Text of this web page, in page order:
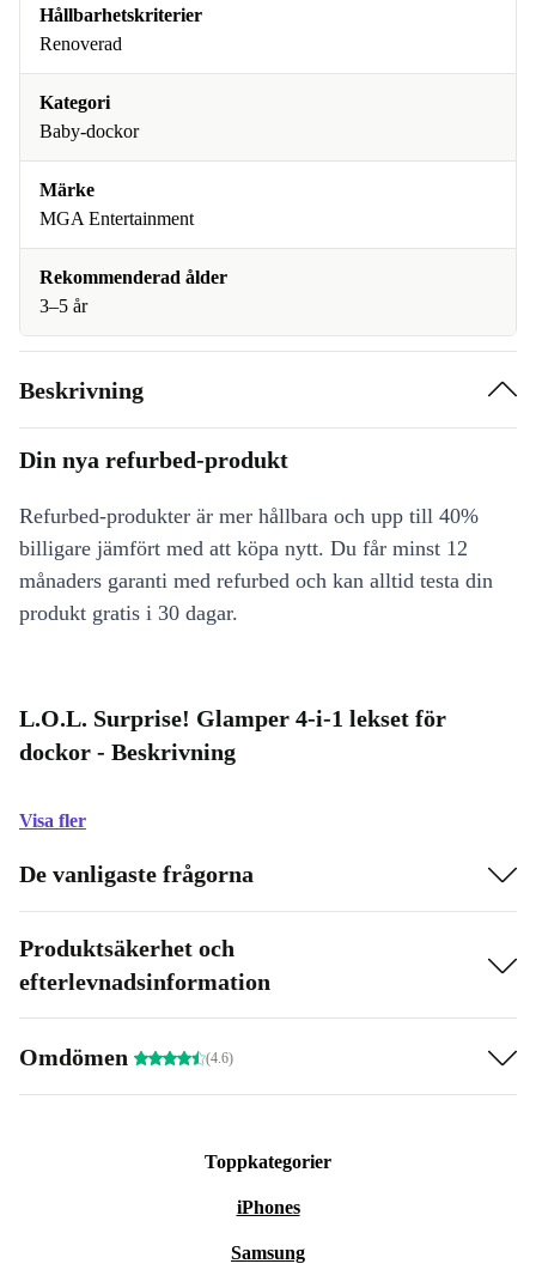
Hållbarhetskriterier
Renoverad
Kategori
Baby-dockor
Märke
MGA Entertainment
Rekommenderad ålder
3–5 år
Beskrivning
Din nya refurbed-produkt
Refurbed-produkter är mer hållbara och upp till 40%
billigare jämfört med att köpa nytt. Du får minst 12
månaders garanti med refurbed och kan alltid testa din
produkt gratis i 30 dagar.
L.O.L. Surprise! Glamper 4-i-1 lekset för
dockor - Beskrivning
Visa fler
De vanligaste frågorna
Produktsäkerhet och
efterlevnadsinformation
Omdömen (4.6)
Toppkategorier
iPhones
Samsung